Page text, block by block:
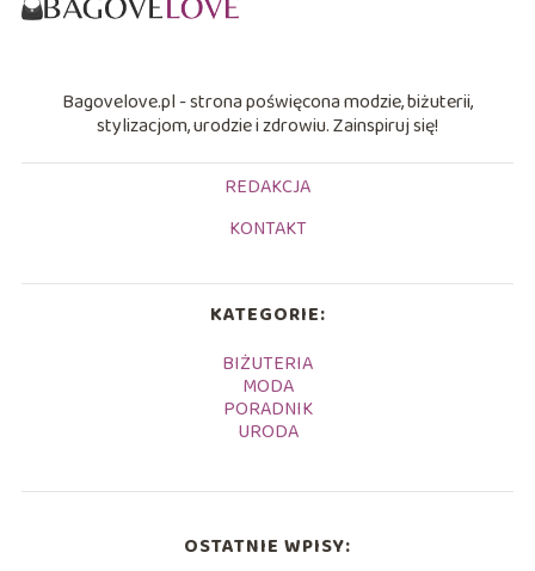
Bagovelove.pl - strona poświęcona modzie, biżuterii,
stylizacjom, urodzie i zdrowiu. Zainspiruj się!
REDAKCJA
KONTAKT
KATEGORIE:
BIŻUTERIA
MODA
PORADNIK
URODA
OSTATNIE WPISY: